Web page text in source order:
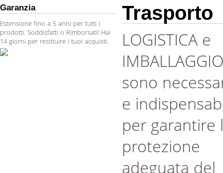
Garanzia
Estensione fino a 5 anni per tutti i
prodotti. Soddisfatti o Rimborsati! Hai
14 giorni per restituire i tuoi acquisti.
Trasporto
LOGISTICA e
IMBALLAGGIO
sono
e
per garantire
protezione
adeguata del